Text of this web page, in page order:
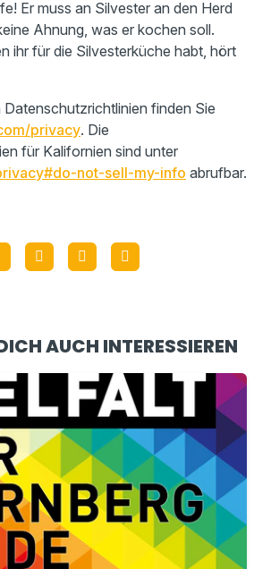
16:45
Er muss an Silvester an den Herd
Ahnung, was er kochen soll.
ihr für die Silvesterküche habt, hört
Datenschutzrichtlinien finden Sie
privacy. Die
für Kalifornien sind unter
not-sell-my-info abrufbar.
AUCH INTERESSIEREN